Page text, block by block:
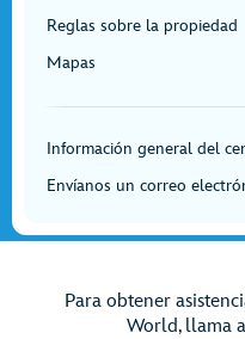
Reglas sobre la propiedad
Mapas
Información general del
Envíanos un correo
Para obtener
World, llama